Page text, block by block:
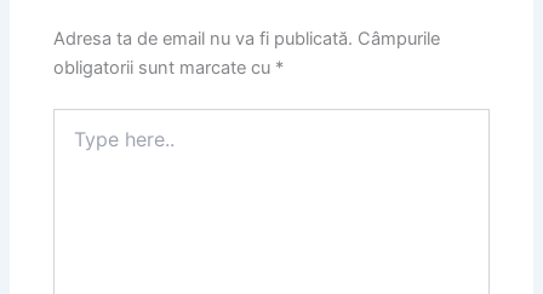
Adresa ta de email nu va fi publicată. Câmpurile
obligatorii sunt marcate cu *
here..